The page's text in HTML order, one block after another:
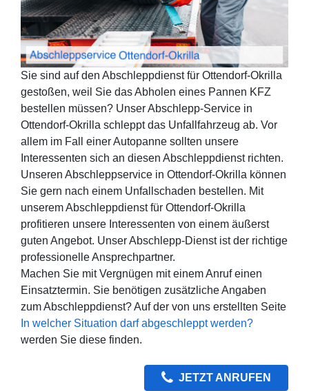
Sie sind auf den Abschleppdienst für Ottendorf-Okrilla
gestoßen, weil Sie das Abholen eines Pannen KFZ
bestellen müssen? Unser Abschlepp-Service in
Ottendorf-Okrilla schleppt das Unfallfahrzeug ab. Vor
allem im Fall einer Autopanne sollten unsere
Interessenten sich an diesen Abschleppdienst richten.
Unseren Abschleppservice in Ottendorf-Okrilla können
Sie gern nach einem Unfallschaden bestellen. Mit
unserem Abschleppdienst für Ottendorf-Okrilla
profitieren unsere Interessenten von einem äußerst
guten Angebot. Unser Abschlepp-Dienst ist der richtige
professionelle Ansprechpartner.
Machen Sie mit Vergnügen mit einem Anruf einen
Einsatztermin. Sie benötigen zusätzliche Angaben
zum Abschleppdienst? Auf der von uns erstellten Seite
In welcher Situation darf abgeschleppt werden?
werden Sie diese finden.
JETZT ANRUFEN